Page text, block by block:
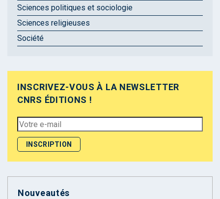
Sciences politiques et sociologie
Sciences religieuses
Société
INSCRIVEZ-VOUS À LA NEWSLETTER
CNRS ÉDITIONS !
Nouveautés